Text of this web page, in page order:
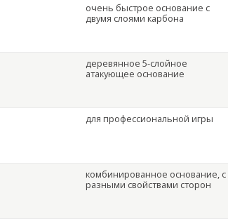
очень быстрое основание с
двумя слоями карбона
деревянное 5-слойное
атакующее основание
для профессиональной игры
комбинированное основание, с
разными свойствами сторон